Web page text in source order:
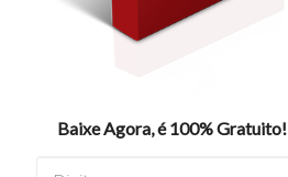
Baixe Agora, é 100% Gratuito!